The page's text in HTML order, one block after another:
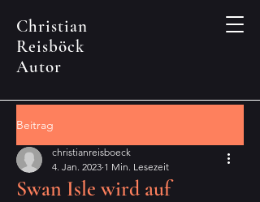
Christian
Reisböck
Autor
Beitrag
Swan Isle wird auf
christianreisboeck
4. Jan. 2023 1 Min. Lesezeit